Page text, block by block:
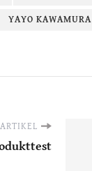
YAYO KAWAMURA